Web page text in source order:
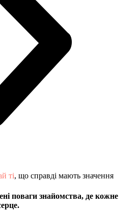
ті, що справді мають значення
поваги знайомства, де кожне